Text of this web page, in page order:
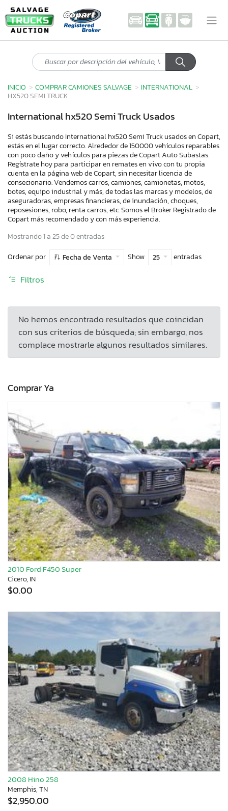
INICIO COMPRAR CAMIONES SALVAGE
INTERNATIONAL
HX520 SEMI TRUCK
International hx520 Semi Truck Usados
Si estás buscando International hx520 Semi Truck usados en Copart,
estás en el lugar correcto. Alrededor de 150000 vehículos reparables
con poco daño y vehículos para piezas de Copart Auto Subastas.
Regístrate hoy para participar en remates en vivo con tu propia
cuenta en la página web de Copart, sin necesitar licencia de
consecionario. Vendemos carros, camiones, camionetas, motos,
botes, equipo industrial y más, de todas las marcas y modelos, de
aseguradoras, empresas financieras, de inundación, choques,
reposesiones, robo, renta carros, etc. Somos el Broker Registrado de
Copart más recomendado y con más experiencia.
Mostrando 1 a 25 de 0 entradas
Ordenar por
Fecha de Venta Show 25 entradas
Filtros
No hemos encontrado resultados que coincidan
con sus criterios de búsqueda; sin embargo, nos
complace mostrarle algunos resultados similares.
Comprar Ya
2010 Ford F450 Super
Cicero, IN
$0.00
2008 Hino 258
Memphis, TN
$2,950.00